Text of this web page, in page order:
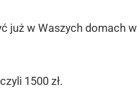
już w Waszych domach w
1500 zł.